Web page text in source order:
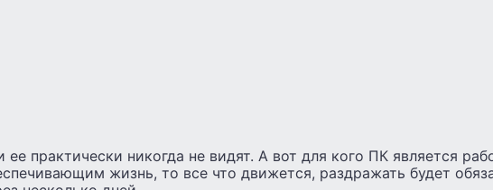
ее практически никогда не видят. А вот для кого ПК является
жизнь, то все что движется, раздражать будет